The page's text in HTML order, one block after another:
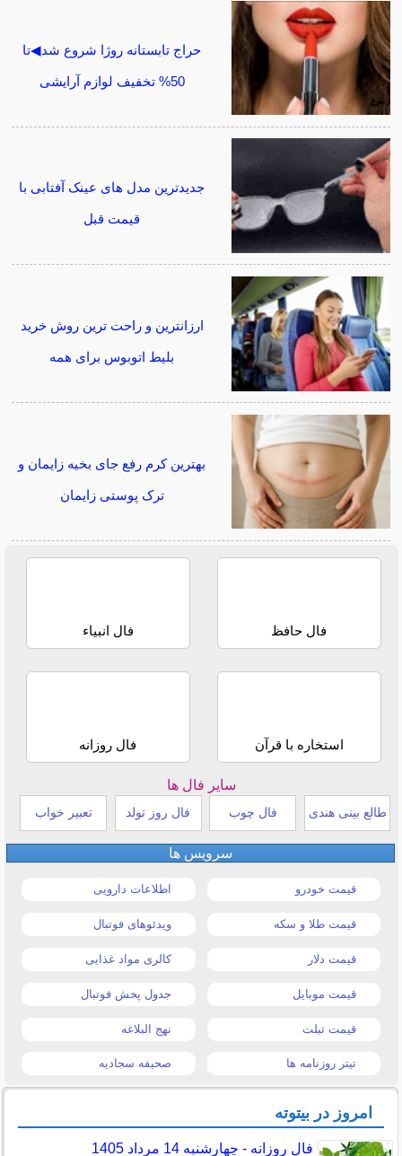
حراج تابستانه روژا شروع شد◀تا
50% تخفیف لوازم آرایشی
جدیدترین مدل های عینک آفتابی با
قیمت قبل
ارزانترین و راحت ترین روش خرید
بلیط اتوبوس برای همه
بهترین کرم رفع جای بخیه زایمان و
ترک پوستی زایمان
فال حافظ فال انبیاء
استخاره با قرآن فال روزانه
سایر فال ها
طالع بینی هندی فال چوب فال روز تولد تعبیر خواب
سرویس ها
قیمت خودرو اطلاعات دارویی
قیمت طلا و سکه ویدئوهای فوتبال
قیمت دلار کالری مواد غذایی
قیمت موبایل جدول پخش فوتبال
قیمت تبلت نهج البلاغه
تیتر روزنامه ها صحیفه سجادیه
امروز در بیتوته
فال روزانه - چهارشنبه 14 مرداد 1405